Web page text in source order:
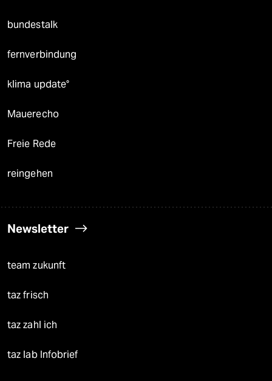
bundestalk
fernverbindung
klima update°
Mauerecho
Freie Rede
reingehen
Newsletter
team zukunft
taz frisch
taz zahl ich
taz lab Infobrief